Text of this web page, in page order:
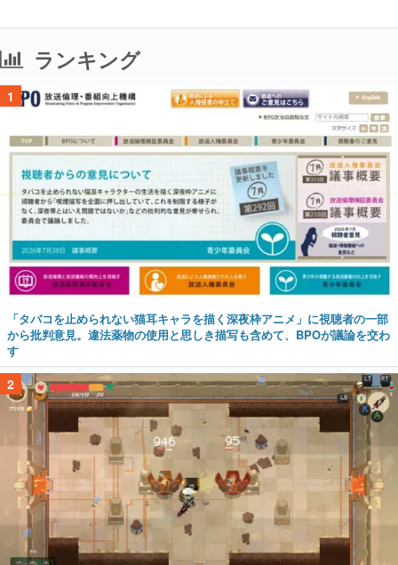
ランキング
1
「タバコを止められない猫耳キャラを描く深夜枠アニメ」に視聴者の一部
から批判意見。違法薬物の使用と思しき描写も含めて、BPOが議論を交わ
す
2